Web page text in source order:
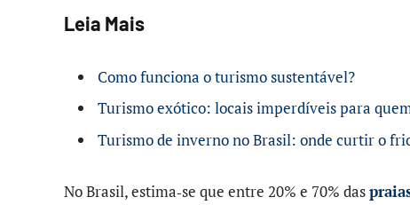
Leia Mais
Como funciona o turismo sustentável?
Turismo exótico: locais imperdíveis para
Turismo de inverno no Brasil: onde curtir o
No Brasil, estima‑se que entre 20% e 70% das